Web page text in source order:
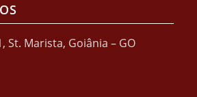
St. Marista, Goiânia – GO